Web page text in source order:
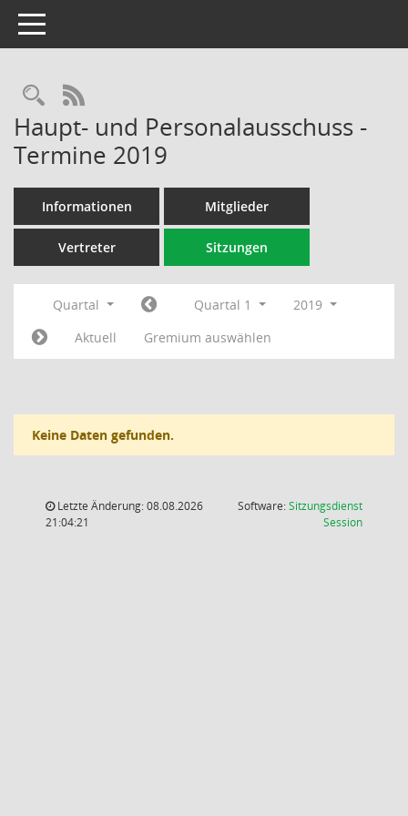
Toggle navigation
Rechercheauswahl
RSS-Feed
Haupt- und Personalausschuss -
Termine 2019
Informationen Mitglieder
Vertreter Sitzungen
Quartal Quartal 1
2019
Aktuell
Gremium auswählen
Keine Daten gefunden.
Letzte Änderung: 08.08.2026
21:04:21
Software:Sitzungsdienst
Session(Wird in